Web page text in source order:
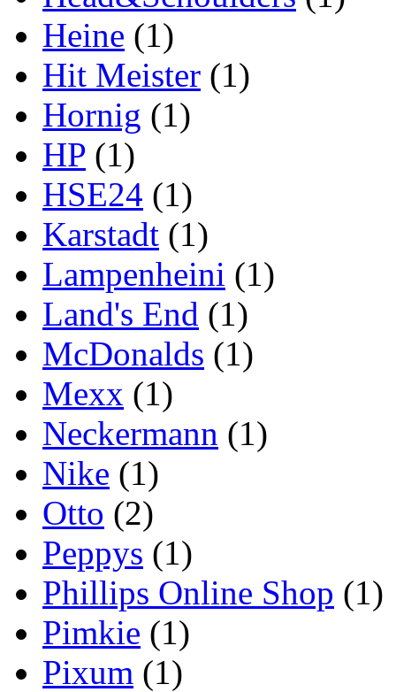
Heine (1)
Hit Meister (1)
Hornig (1)
HP (1)
HSE24 (1)
Karstadt (1)
Lampenheini (1)
Land's End (1)
McDonalds (1)
Mexx (1)
Neckermann (1)
Nike (1)
Otto (2)
Peppys (1)
Phillips Online Shop (1)
Pimkie (1)
Pixum (1)